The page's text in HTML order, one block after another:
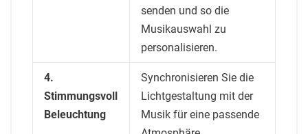
senden und so die
Musikauswahl zu
personalisieren.
4.
Stimmungsvoll
Beleuchtung
Synchronisieren Sie die
Lichtgestaltung mit der
Musik für eine passende